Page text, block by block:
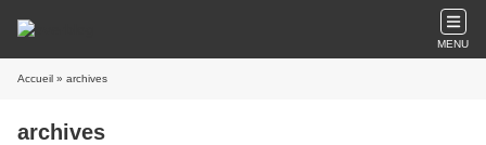
MENU
Accueil » archives
archives